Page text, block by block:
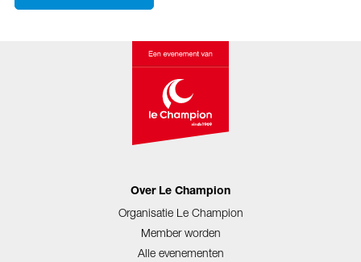
Over Le Champion
Organisatie Le Champion
Member worden
Alle evenementen